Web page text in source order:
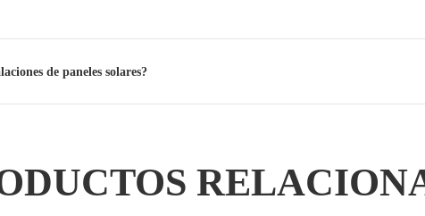
de paneles solares?